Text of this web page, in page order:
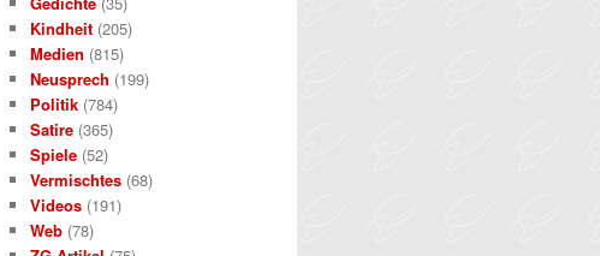
Kindheit (205)
Medien (815)
Neusprech (199)
Politik (784)
Satire (365)
Spiele (52)
Vermischtes (68)
Videos (191)
Web (78)